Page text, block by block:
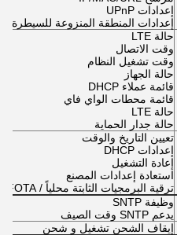
إعدادات UPnP
إعدادات المنطقة المنزوعة للسيطرة
حالة LTE
وقت الاتصال
وقت تشغيل النظام
حالة الجهاز
قائمة عملاء DHCP
قائمة محطات الواي فاي
حالة LTE
حالة جدار الحماية
تعيين التاريخ والوقت
إعدادات DHCP
إعادة التشغيل
استعادة إعدادات المصنع
ترقية البرمجيات الثابتة محلياً / FOTA
وظيفة SNTP
يدعم SNTP وقت الصيف
إيقاف الشحن تشغيل و شحن